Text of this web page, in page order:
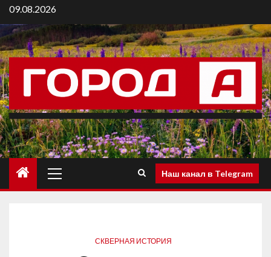
09.08.2026
Наш канал в Telegram
СКВЕРНАЯ ИСТОРИЯ